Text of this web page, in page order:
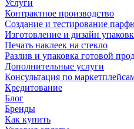
Услуги
Контрактное производство
Создание и тестирование
Изготовление и дизайн
Печать наклеек на стекло
Разлив и упаковка готовой
Дополнительные услуги
Консультация по
Кредитование
Блог
Бренды
Как купить